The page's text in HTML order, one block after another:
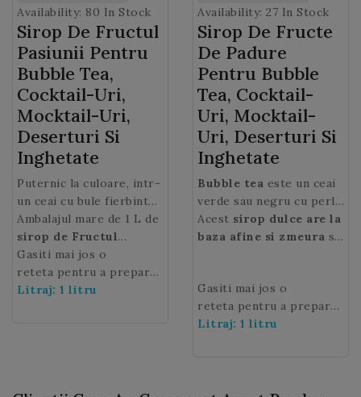
Availability: 80 In Stock
Sirop De Fructul
Pasiunii Pentru
Bubble Tea,
Cocktail-Uri,
Mocktail-Uri,
Deserturi Si
Inghetate
Puternic la culoare, intr-
un ceai cu bule fierbinte
sau rece, acest sirop de
fructul pasiunii este
baza perfecta pentru a
crea un Bubble tea
exotic dulce-acrisor.
Ambalajul mare de 1 L de
sirop de Fructul
Pasiunii, este ideal
pentru profesionistii
HoReCa.
Gasiti mai jos o
reteta pentru a prepara
unCeai cu bule cu sirop
Litraj: 1 litru
Availability: 27 In Stock
Sirop De Fructe
De Padure
Pentru Bubble
Tea, Cocktail-
Uri, Mocktail-
Uri, Deserturi Si
Inghetate
Bubble tea este un ceai
verde sau negru cu perle
fructate sau de tapioca, o
bautura foarte populara
aromate precum
de fructe de padure.
Acest sirop dulce are la
baza afine si zmeura si
sau reci cu aroma de
fructe rosii de padure.
Gasiti mai jos o
reteta pentru a prepara
unCeai cu bule cu sirop
Litraj: 1 litru